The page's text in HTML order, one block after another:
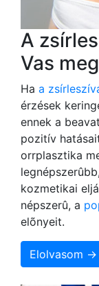
A
Vas
Ha a
érzések
ennek a
pozitív
orrplasztika
kozmetikai
népszerû, a
elõnyeit.
Elolvasom →